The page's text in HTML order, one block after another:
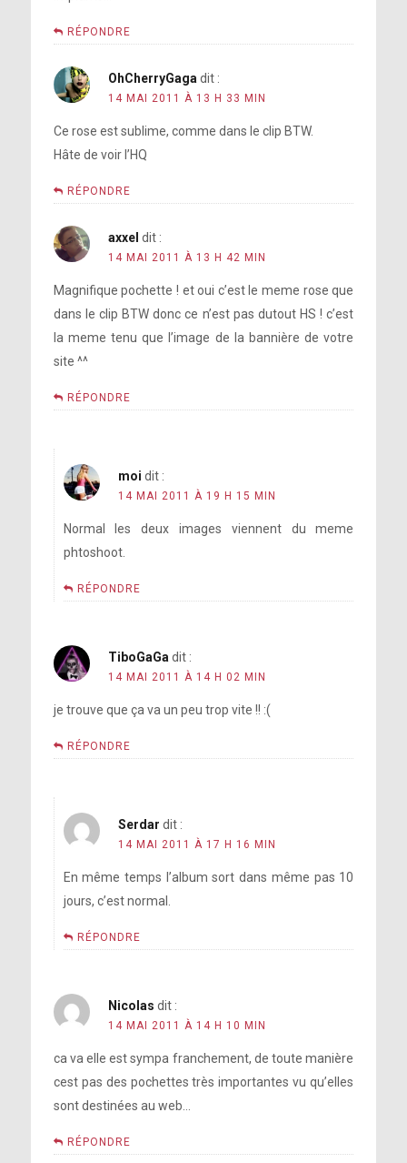
RÉPONDRE
OhCherryGaga dit :
14 MAI 2011 À 13 H 33 MIN
Ce rose est sublime, comme dans le clip BTW.
Hâte de voir l’HQ
RÉPONDRE
axxel dit :
14 MAI 2011 À 13 H 42 MIN
Magnifique pochette ! et oui c’est le meme rose que
dans le clip BTW donc ce n’est pas dutout HS ! c’est
la meme tenu que l’image de la bannière de votre
site ^^
RÉPONDRE
moi dit :
14 MAI 2011 À 19 H 15 MIN
Normal les deux images viennent du meme
phtoshoot.
RÉPONDRE
TiboGaGa dit :
14 MAI 2011 À 14 H 02 MIN
je trouve que ça va un peu trop vite !! :(
RÉPONDRE
Serdar dit :
14 MAI 2011 À 17 H 16 MIN
En même temps l’album sort dans même pas 10
jours, c’est normal.
RÉPONDRE
Nicolas dit :
14 MAI 2011 À 14 H 10 MIN
ca va elle est sympa franchement, de toute manière
cest pas des pochettes très importantes vu qu’elles
sont destinées au web…
RÉPONDRE